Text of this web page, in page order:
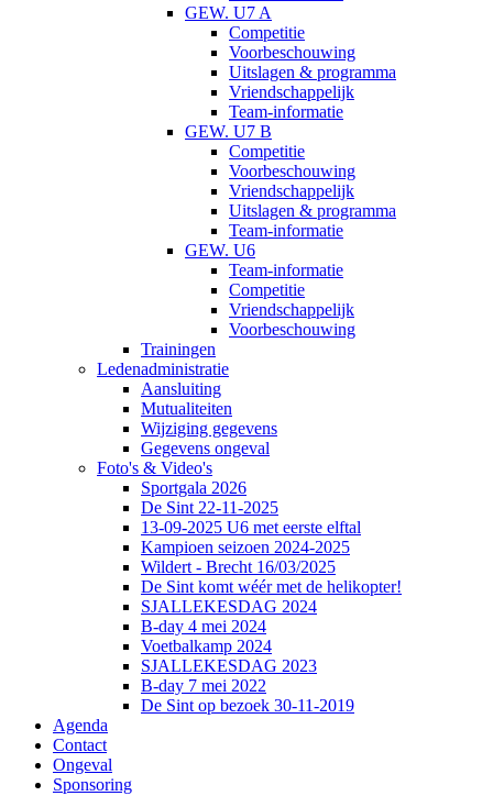
GEW. U7 A
Competitie
Voorbeschouwing
Uitslagen & programma
Vriendschappelijk
Team-informatie
GEW. U7 B
Competitie
Voorbeschouwing
Vriendschappelijk
Uitslagen & programma
Team-informatie
GEW. U6
Team-informatie
Competitie
Vriendschappelijk
Voorbeschouwing
Trainingen
Ledenadministratie
Aansluiting
Mutualiteiten
Wijziging gegevens
Gegevens ongeval
Foto's & Video's
Sportgala 2026
De Sint 22-11-2025
13-09-2025 U6 met eerste elftal
Kampioen seizoen 2024-2025
Wildert - Brecht 16/03/2025
De Sint komt wéér met de helikopter!
SJALLEKESDAG 2024
B-day 4 mei 2024
Voetbalkamp 2024
SJALLEKESDAG 2023
B-day 7 mei 2022
De Sint op bezoek 30-11-2019
Agenda
Contact
Ongeval
Sponsoring